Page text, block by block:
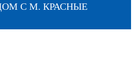
С М. КРАСНЫЕ